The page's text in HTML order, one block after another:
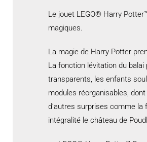
Le jouet LEGO® Harry
magiques.
La magie de Harry Potter
La fonction lévitation du
transparents, les enfants
modules réorganisables,
d’autres surprises comme
intégralité le château de